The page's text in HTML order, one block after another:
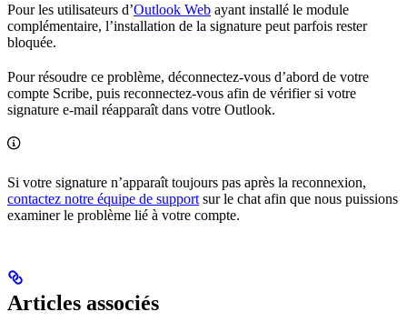
Pour les utilisateurs d’Outlook Web ayant installé le module
complémentaire, l’installation de la signature peut parfois rester
bloquée.
Pour résoudre ce problème, déconnectez-vous d’abord de votre
compte Scribe, puis reconnectez-vous afin de vérifier si votre
signature e-mail réapparaît dans votre Outlook.
Si votre signature n’apparaît toujours pas après la reconnexion,
contactez notre équipe de support sur le chat afin que nous puissions
examiner le problème lié à votre compte.
Articles associés